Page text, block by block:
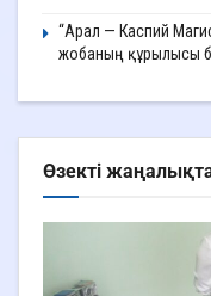
“Арал — Каспий
жобаның құрылысы
Өзекті